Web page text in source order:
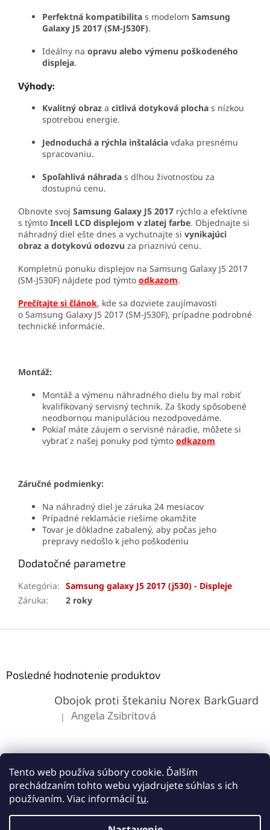
Tento web používa súbory cookie. Ďalším
prechádzaním tohto webu vyjadrujete súhlas s ich
používaním. Viac informáciítu.
Perfektná kompatibilita s modelom Samsung
Galaxy J5 2017 (SM-J530F).
Ideálny na opravu alebo výmenu poškodeného
displeja.
Výhody:
Kvalitný obraz a citlivá dotyková plocha s nízkou
spotrebou energie.
Jednoduchá a rýchla inštalácia vďaka presnému
spracovaniu.
Spoľahlivá náhrada s dlhou životnosťou za
dostupnú cenu.
Obnovte svoj Samsung Galaxy J5 2017 rýchlo a efektívne
s týmto Incell LCD displejom v zlatej farbe. Objednajte si
náhradný diel ešte dnes a vychutnajte si vynikajúci
obraz a dotykovú odozvu za priaznivú cenu.
Kompletnú ponuku displejov na Samsung Galaxy J5 2017
(SM-J530F) nájdete pod týmto odkazom.
Prečítajte si článok, kde sa dozviete zaujímavosti
o Samsung Galaxy J5 2017 (SM-J530F), prípadne podrobné
technické informácie.
Montáž:
Montáž a výmenu náhradného dielu by mal robiť
kvalifikovaný servisný technik. Za škody spôsobené
neodbornou manipuláciou nezodpovedáme.
Pokiaľ máte záujem o servisné náradie, môžete si
vybrať z našej ponuky pod týmto odkazom
Záručné podmienky:
Na náhradný diel je záruka 24 mesiacov
Prípadné reklamácie riešime okamžite
Tovar je dôkladne zabalený, aby počas jeho
prepravy nedošlo k jeho poškodeniu
Dodatočné parametre
Kategória: Samsung galaxy J5 2017 (j530) - Displeje
Záruka: 2 roky
Posledné hodnotenie produktov
Obojok proti štekaniu Norex BarkGuard
Hodnotenie produktu je 5 z 5 hviezdičiek.
| Angela Zsibritová
Vytvoril Shoptet